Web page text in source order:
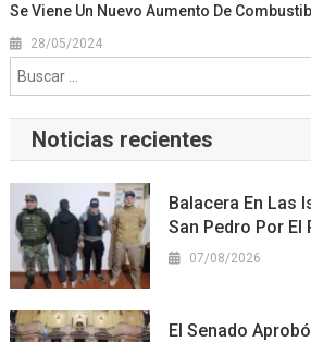
Se Viene Un Nuevo Aumento De
28/05/2024
Noticias recientes
Balacera En Las
San Pedro Por El
07/08/2026
El Senado